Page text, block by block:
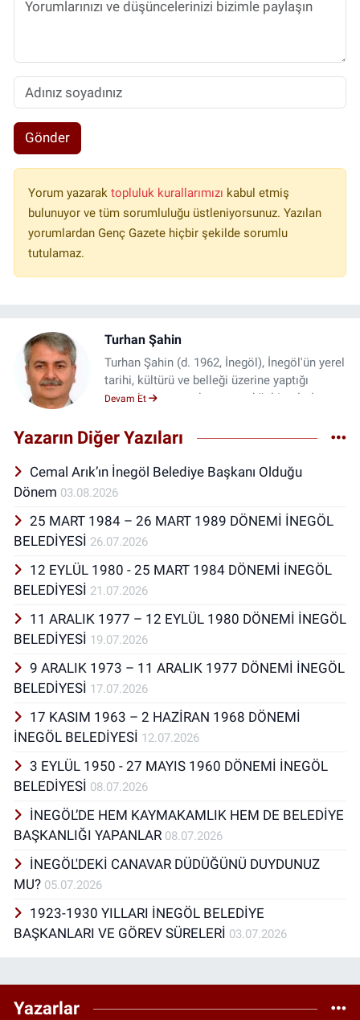
Gönder
Yorum yazarak topluluk kurallarımızı kabul etmiş
bulunuyor ve tüm sorumluluğu üstleniyorsunuz. Yazılan
yorumlardan Genç Gazete hiçbir şekilde sorumlu
tutulamaz.
Turhan Şahin
Turhan Şahin (d. 1962, İnegöl), İnegöl'ün yerel
tarihi, kültürü ve belleği üzerine yaptığı
ayrıntılı araştırmalar ve yazdığı kitaplarla
yerel medyasında uzun yıllar çalışmış,
kaleme almıştır. İnegöl doğumludur. İnegöl
Gazipaşa İlkokulu, İnegöl Ortaokulu ve İnegöl
arasında İnegöl'de esnaflık yaptı. 1993-2010
arasında özel sektörde çalıştı. Bu süreçte
televizyonlarında programlar yaptı, ilçedeki
sivil toplum örgütlerinde görevler aldı. 2010
yılından itibaren çalışmalarını tamamen
İnegöl üzerine yoğunlaştırdı. İnegöl’de
yaşamını sürdürmekte, Bursa Okulu İnegöl
temsilciliğini yürütmektedir. Basılan Kitapları
ve daha geniş bilgi için:
Devam Et
Yazarın Diğer Yazıları
Cemal Arık’ın İnegöl Belediye Başkanı Olduğu
Dönem 03.08.2026
25 MART 1984 – 26 MART 1989 DÖNEMİ İNEGÖL
BELEDİYESİ 26.07.2026
12 EYLÜL 1980 - 25 MART 1984 DÖNEMİ İNEGÖL
BELEDİYESİ 21.07.2026
11 ARALIK 1977 – 12 EYLÜL 1980 DÖNEMİ İNEGÖL
BELEDİYESİ 19.07.2026
9 ARALIK 1973 – 11 ARALIK 1977 DÖNEMİ İNEGÖL
BELEDİYESİ 17.07.2026
17 KASIM 1963 – 2 HAZİRAN 1968 DÖNEMİ
İNEGÖL BELEDİYESİ 12.07.2026
3 EYLÜL 1950 - 27 MAYIS 1960 DÖNEMİ İNEGÖL
BELEDİYESİ 08.07.2026
İNEGÖL’DE HEM KAYMAKAMLIK HEM DE BELEDİYE
BAŞKANLIĞI YAPANLAR 08.07.2026
İNEGÖL'DEKİ CANAVAR DÜDÜĞÜNÜ DUYDUNUZ
MU? 05.07.2026
1923-1930 YILLARI İNEGÖL BELEDİYE
BAŞKANLARI VE GÖREV SÜRELERİ 03.07.2026
Yazarlar